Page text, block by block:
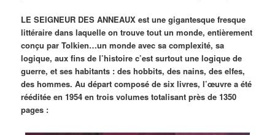
LE SEIGNEUR DES ANNEAUX est une gigantesque fresque
littéraire dans laquelle on trouve tout un monde, entièrement
conçu par Tolkien…un monde avec sa complexité, sa
logique, aux fins de l’histoire c’est surtout une logique de
guerre, et ses habitants : des hobbits, des nains, des elfes,
des hommes. Au départ composé de six livres, l’œuvre a été
rééditée en 1954 en trois volumes totalisant près de 1350
pages :